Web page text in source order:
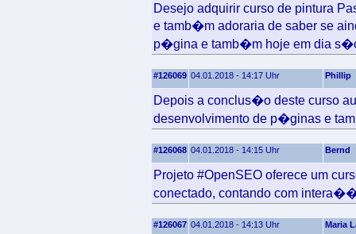
Desejo adquirir curso de pintura
e tamb�m adoraria de saber se
p�gina e tamb�m hoje em dia
#126069 04.01.2018 - 14:17 Uhr Phillip
Depois a conclus�o deste curso
desenvolvimento de p�ginas e
#126068 04.01.2018 - 14:15 Uhr Bernd
Projeto #OpenSEO oferece um
conectado, contando com
#126067 04.01.2018 - 14:13 Uhr Maria